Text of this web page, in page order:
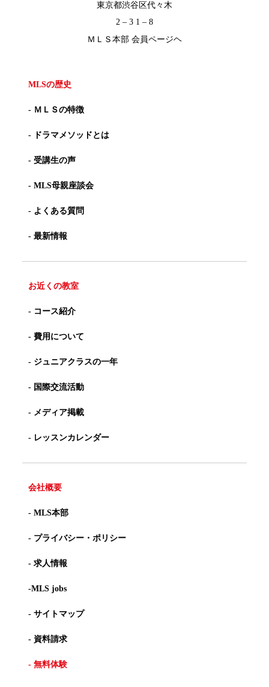
東京都渋谷区代々木
2 – 3 1 – 8
ＭＬＳ本部 会員ページヘ
MLSの歴史
- ＭＬＳの特徴
- ドラマメソッドとは
- 受講生の声
- MLS母親座談会
- よくある質問
- 最新情報
お近くの教室
- コース紹介
- 費用について
- ジュニアクラスの一年
- 国際交流活動
- メディア掲載
- レッスンカレンダー
会社概要
- MLS本部
- プライバシー・ポリシー
- 求人情報
-MLS jobs
- サイトマップ
- 資料請求
- 無料体験